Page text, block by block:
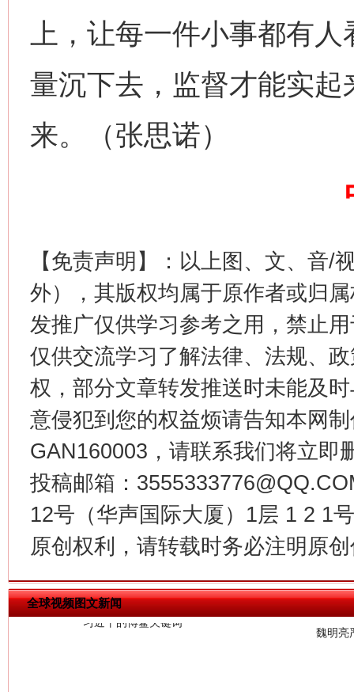
上，让每一件小事都有
量沉下去，监督才能实
来。（张思诺）
【免责声明】：以上图、文、音/
外），其版权均属于原作者或归
发推广仅供学习参考之用，禁止
仅供交流学习了解法律、法规、
权，部分文章转发推送时未能及
意侵犯到您的权益烦请告知本网
GAN160003，请联系我们将立即
投稿邮箱：
12号（华声国际大厦）1层 1 2 1
原创权利，请转载时务必注明原
全球视频图文新闻
这是一记警钟！ 谢
在谋一域中谋全局
今
习近平的博鳌关键词
魏明